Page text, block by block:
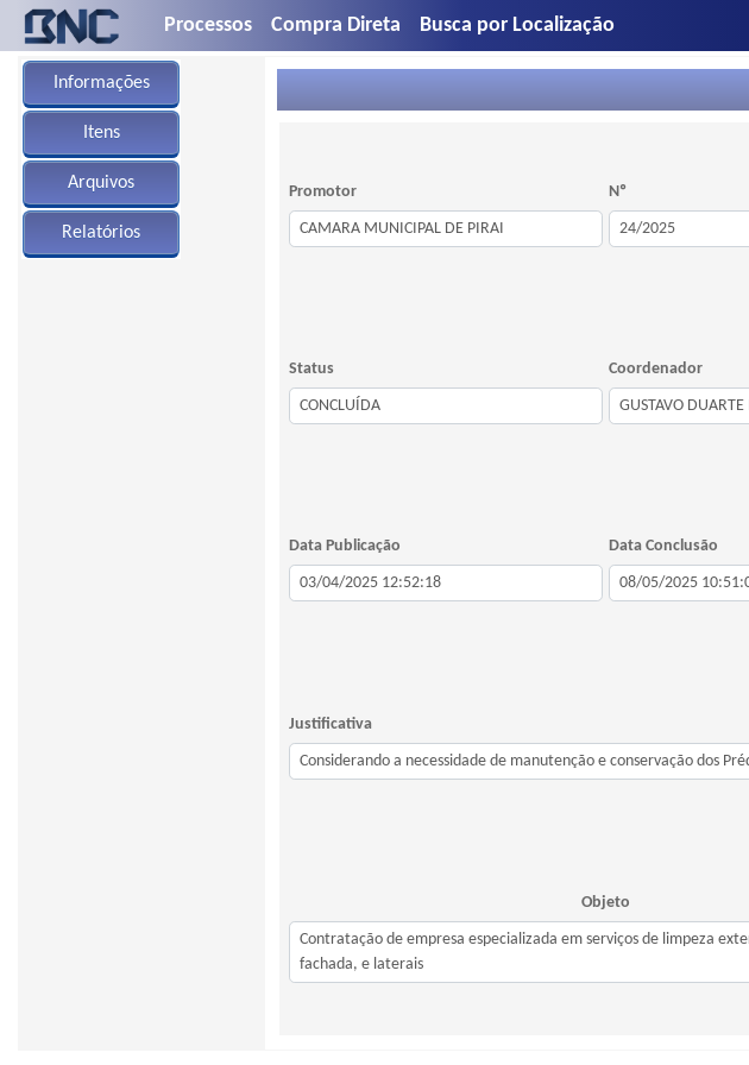
Processos Compra Direta Busca por Localização
Informações
Itens
Arquivos
Relatórios
Promotor Nº
Status Coordenador
Data Publicação Data Conclusão
Justificativa
Objeto